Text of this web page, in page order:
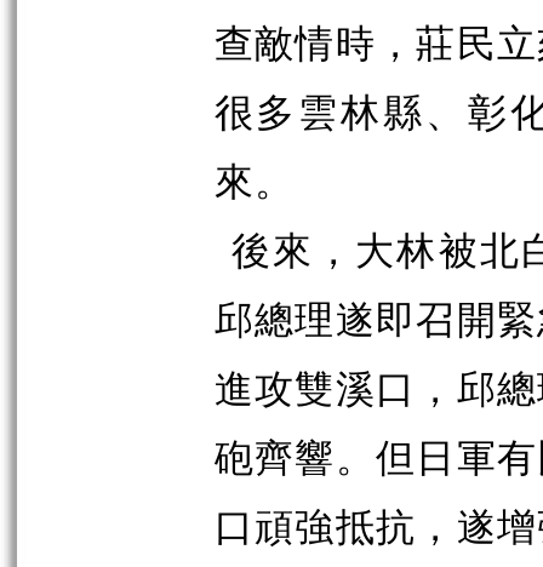
查敵情時，莊民
很多雲林縣、彰
來。
後來，大林被北
邱總理遂即召開
進攻雙溪口，邱
砲齊響。但日軍
口頑強抵抗，遂